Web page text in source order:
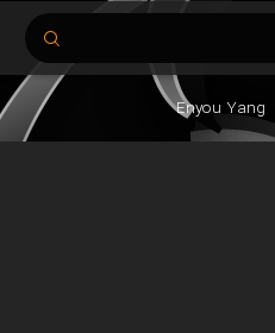
Enyou Yang